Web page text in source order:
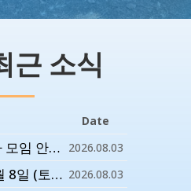
근 소식
Date
8월 속장/인도자 모임 안내 - 8월 12일 (수) 저녁 7시 반 2026.08.03
베델음악회 - 8월 8일 (토) 오후 4:30 2026.08.03